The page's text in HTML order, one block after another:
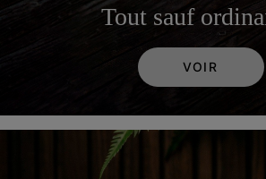
Tout sauf
VOIR